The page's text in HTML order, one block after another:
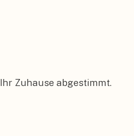
Zuhause abgestimmt.